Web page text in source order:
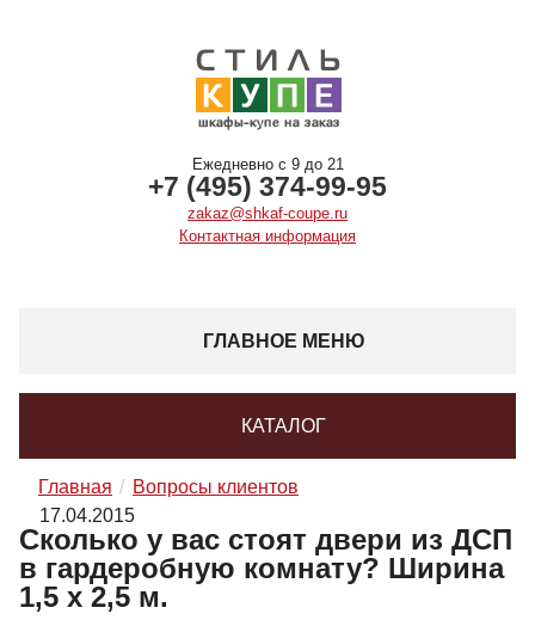
Ежедневно с 9 до 21
+7 (495) 374-99-95
zakaz@shkaf-coupe.ru
Контактная информация
ГЛАВНОЕ МЕНЮ
КАТАЛОГ
Главная
Вопросы клиентов
17.04.2015
Сколько у вас стоят двери из ДСП
в гардеробную комнату? Ширина
1,5 х 2,5 м.